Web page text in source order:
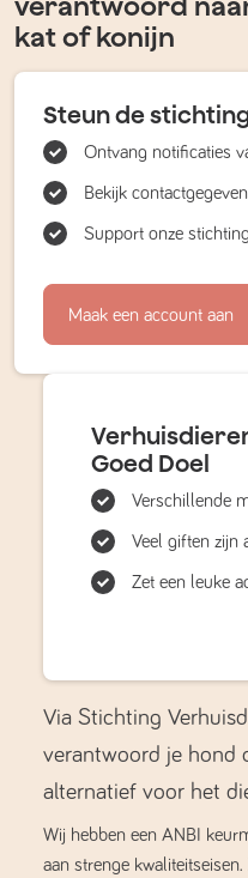
verantwoord
kat of konijn
Steun de
Ontvang notificaties
Bekijk
Support onze
Maak een account aan
Goed Doel
Verschillende
Veel giften zijn
Zet een leuke
Via Stichting
verantwoord je hond
alternatief voor het
Wij hebben een ANBI
aan strenge